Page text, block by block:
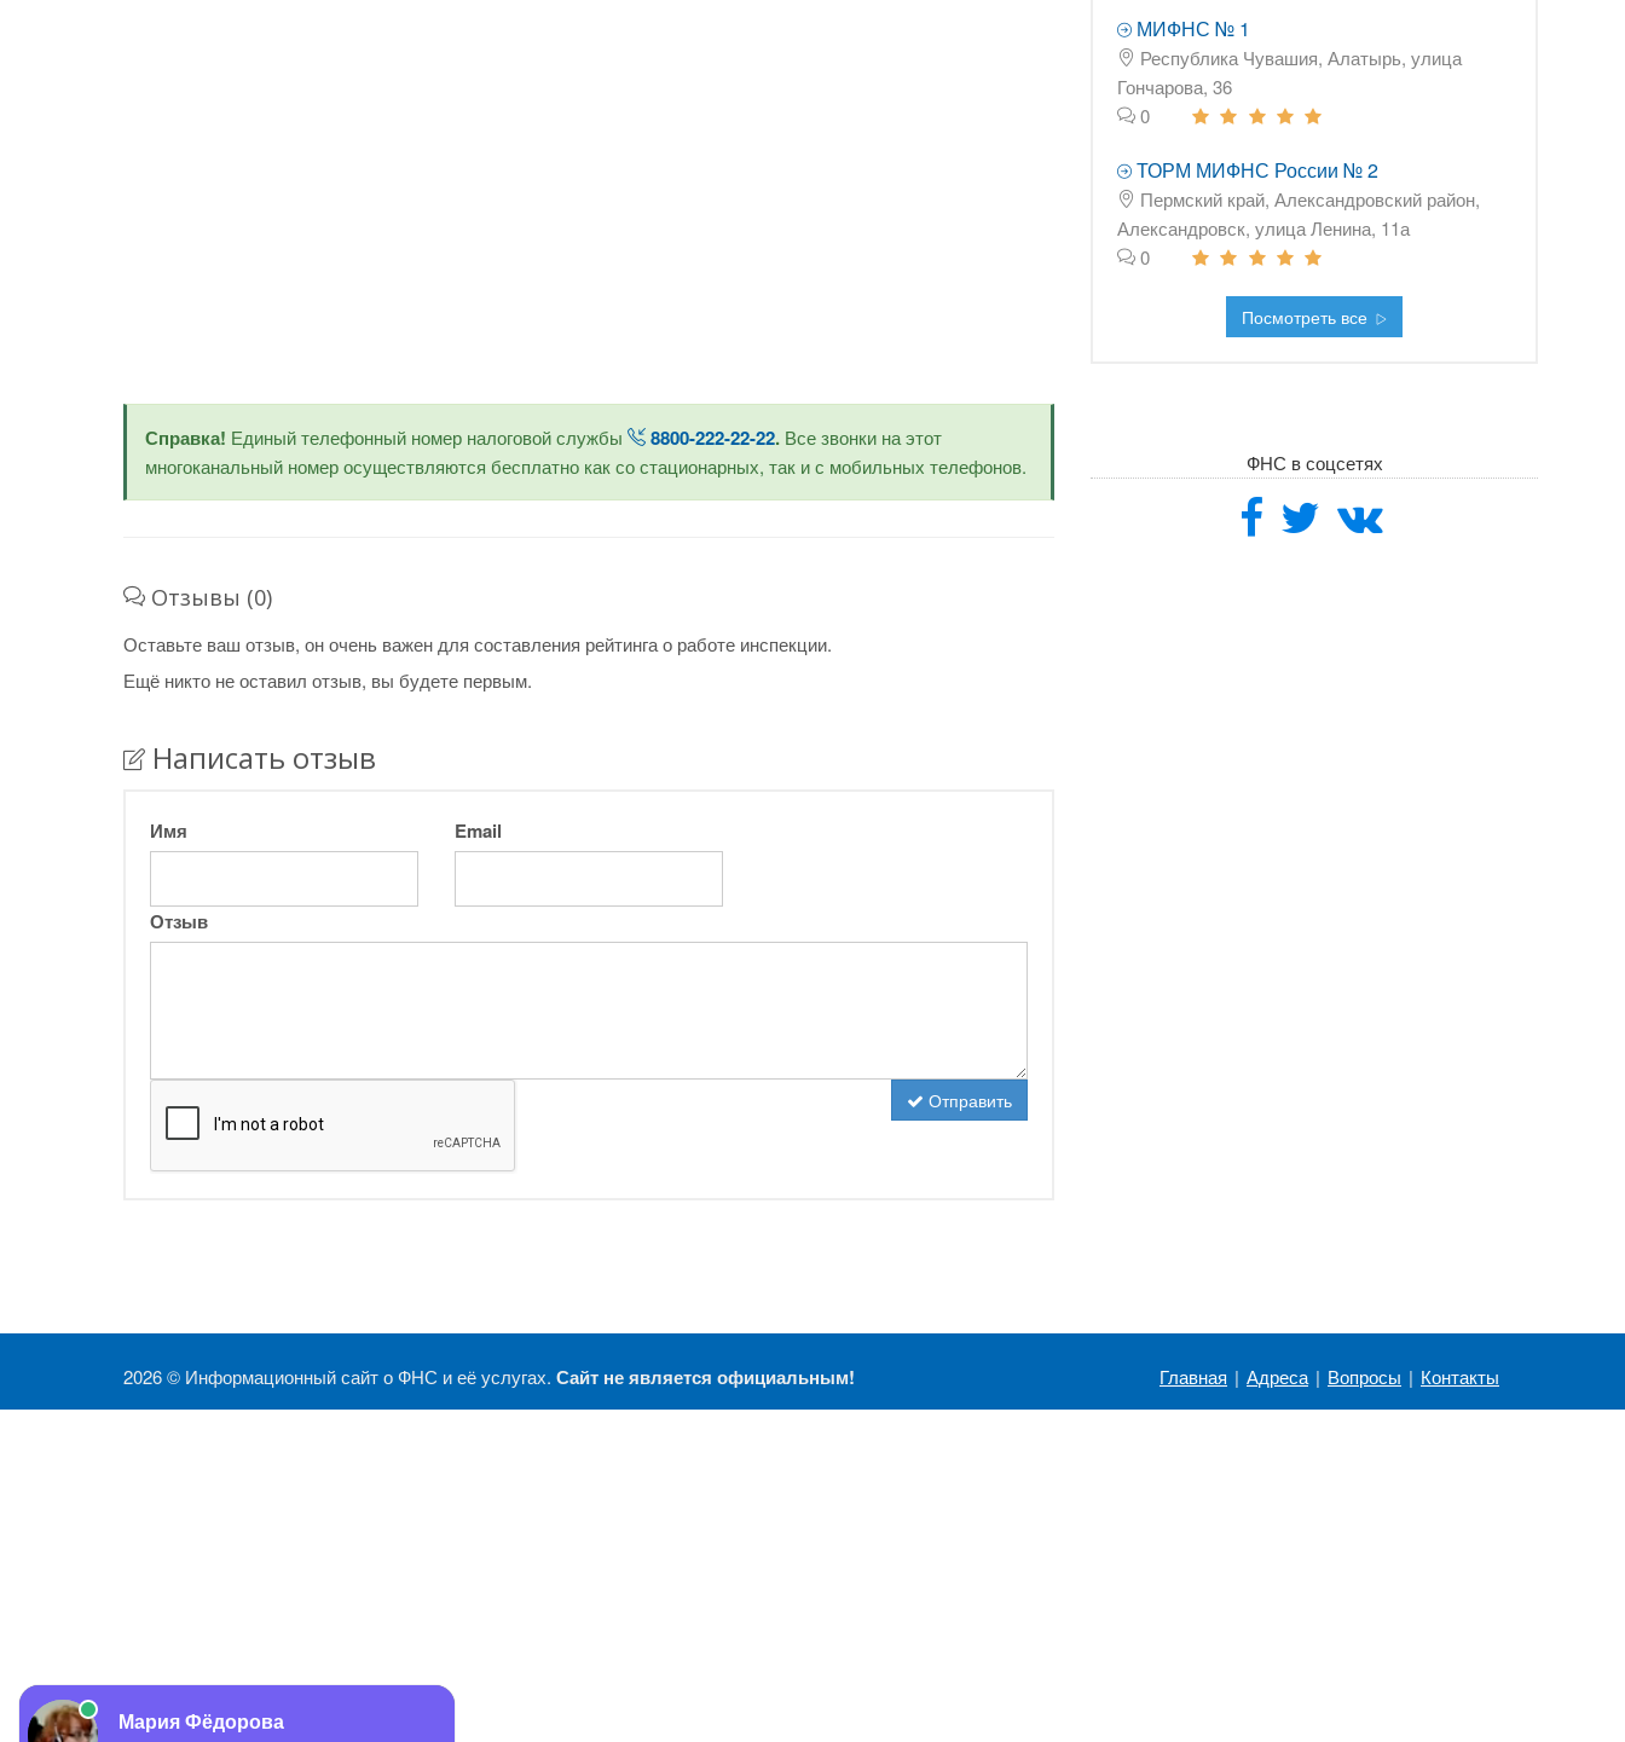
Справка! Единый телефонный номер налоговой службы 8800-222-22-22. Все звонки на этот
многоканальный номер осуществляются бесплатно как со стационарных, так и с мобильных телефонов.
Отзывы (0)
Оставьте ваш отзыв, он очень важен для составления рейтинга о работе инспекции.
Ещё никто не оставил отзыв, вы будете первым.
Написать отзыв
Имя Email
Отзыв
Отправить
МИФНС № 1
Республика Чувашия, Алатырь, улица
Гончарова, 36
0
ТОРМ МИФНС России № 2
Пермский край, Александровский район,
Александровск, улица Ленина, 11а
0
Посмотреть все
ФНС в соцсетях
2026 © Информационный сайт о ФНС и её услугах. Сайт не является официальным! Главная | Адреса | Вопросы | Контакты